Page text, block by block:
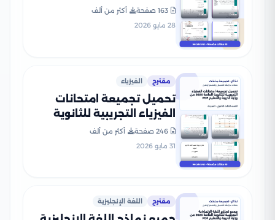
العامة 2026 PDF
163 صفحة
أكثر من ألف
28 مايو 2026
مقترح الفيزياء
تحميل تجميعة امتحانات
الفيزياء التجريبية للثانوية
العامة 2026 من وزارة التربية
والتعليم PDF
246 صفحة
أكثر من ألف
31 مايو 2026
مقترح اللغة الإنجليزية